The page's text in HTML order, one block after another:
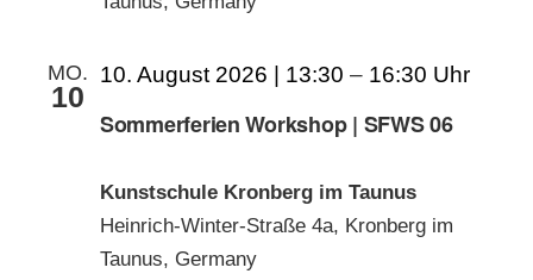
MO.
10
Sommerferien Workshop | SFWS 06
10. August 2026 | 13:30 – 16:30
Kunstschule Kronberg im Taunus
Heinrich-Winter-Straße 4a, Kronberg im
Taunus, Germany